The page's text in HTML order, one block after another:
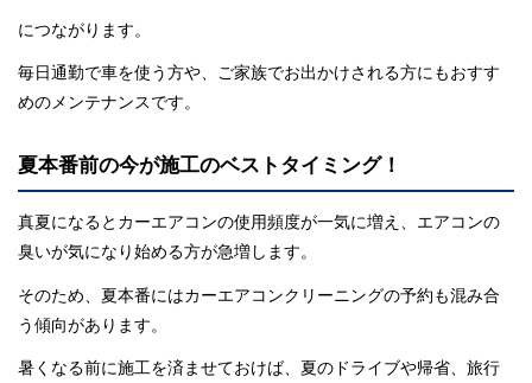
につながります。
毎日通勤で車を使う方や、ご家族でお出かけされる方にもおすす
めのメンテナンスです。
夏本番前の今が施工のベストタイミング！
真夏になるとカーエアコンの使用頻度が一気に増え、エアコンの
臭いが気になり始める方が急増します。
そのため、夏本番にはカーエアコンクリーニングの予約も混み合
う傾向があります。
暑くなる前に施工を済ませておけば、夏のドライブや帰省、旅行